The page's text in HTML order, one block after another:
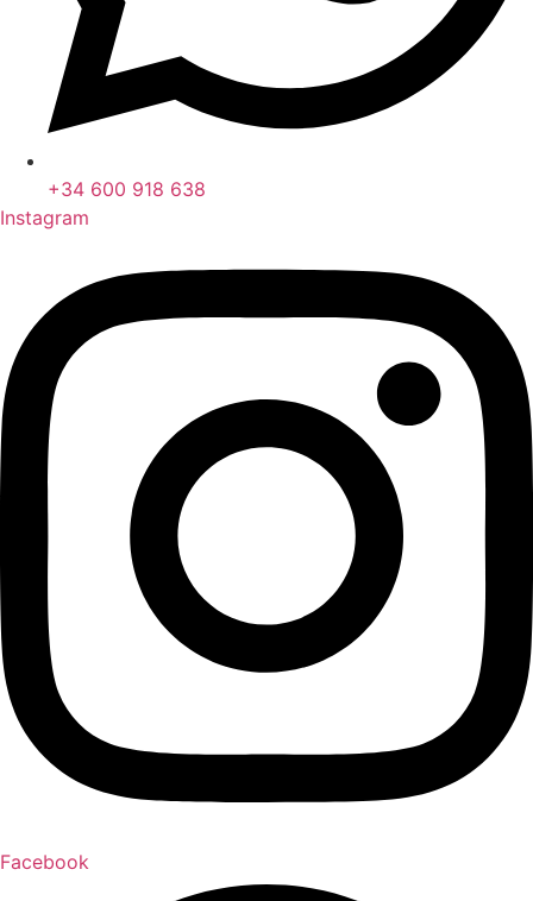
+34 600 918 638
Instagram
Facebook